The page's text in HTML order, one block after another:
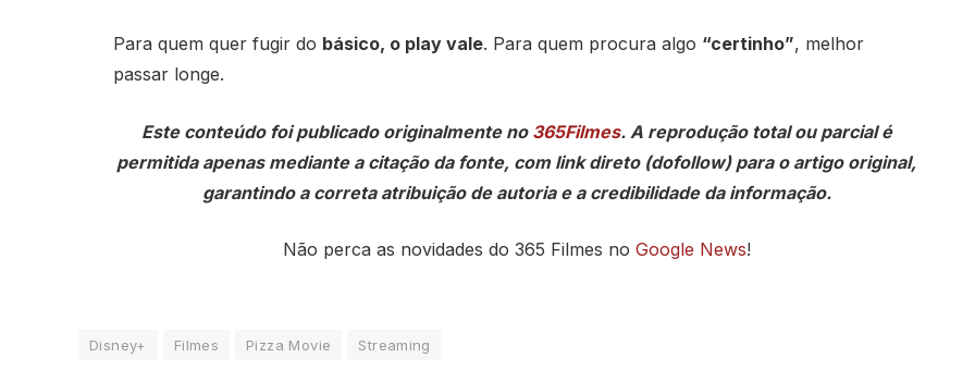
Para quem quer fugir do básico, o play vale. Para quem procura algo “certinho”, melhor
passar longe.
Este conteúdo foi publicado originalmente no 365Filmes. A reprodução total ou parcial é
permitida apenas mediante a citação da fonte, com link direto (dofollow) para o artigo original,
garantindo a correta atribuição de autoria e a credibilidade da informação.
Não perca as novidades do 365 Filmes no Google News!
Disney+ Filmes Pizza Movie Streaming